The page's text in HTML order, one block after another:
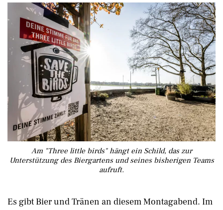
Am "Three little birds" hängt ein Schild, das zur
Unterstützung des Biergartens und seines bisherigen Teams
aufruft.
Es gibt Bier und Tränen an diesem Montagabend. Im